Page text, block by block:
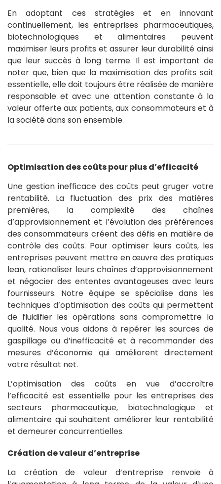
En adoptant ces stratégies et en innovant
continuellement, les entreprises pharmaceutiques,
biotechnologiques et alimentaires peuvent
maximiser leurs profits et assurer leur durabilité ainsi
que leur succès à long terme. Il est important de
noter que, bien que la maximisation des profits soit
essentielle, elle doit toujours être réalisée de manière
responsable et avec une attention constante à la
valeur offerte aux patients, aux consommateurs et à
la société dans son ensemble.
Optimisation des coûts pour plus d’efficacité
Une gestion inefficace des coûts peut gruger votre
rentabilité. La fluctuation des prix des matières
premières, la complexité des chaînes
d’approvisionnement et l’évolution des préférences
des consommateurs créent des défis en matière de
contrôle des coûts. Pour optimiser leurs coûts, les
entreprises peuvent mettre en œuvre des pratiques
lean, rationaliser leurs chaînes d’approvisionnement
et négocier des ententes avantageuses avec leurs
fournisseurs. Notre équipe se spécialise dans les
techniques d’optimisation des coûts qui permettent
de fluidifier les opérations sans compromettre la
qualité. Nous vous aidons à repérer les sources de
gaspillage ou d’inefficacité et à recommander des
mesures d’économie qui améliorent directement
votre résultat net.
L’optimisation des coûts en vue d’accroître
l’efficacité est essentielle pour les entreprises des
secteurs pharmaceutique, biotechnologique et
alimentaire qui souhaitent améliorer leur rentabilité
et demeurer concurrentielles.
Création de valeur d’entreprise
La création de valeur d’entreprise renvoie à